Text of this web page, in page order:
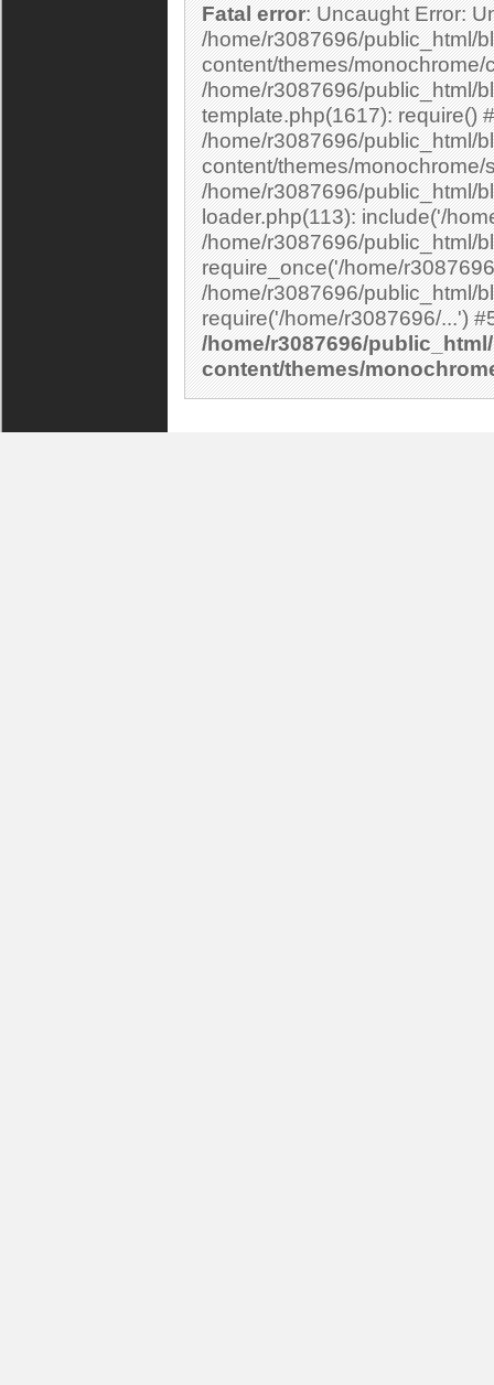
Fatal error: Uncaught Error: Undefined constant "cs_print_smilies" in
/home/r3087696/public_html/
content/themes/
/home/r3087696/public_html/
template.php(1617): require()
/home/r3087696/public_html/
content/themes/
/home/r3087696/public_html/
loader.php(113): include('/
/home/r3087696/public_html/
require_once('/home/
/home/r3087696/public_html/
/home/r3087696/
content/themes/